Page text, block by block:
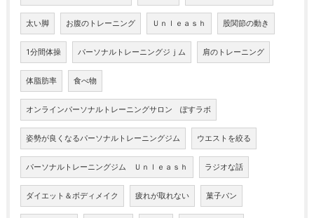
太い脚 お腹のトレーニング Ｕｎｌｅａｓｈ 股関節の動き
1分間体操 パーソナルトレーニングジｊム 肩のトレーニング
体脂肪率 食べ物
オンラインパーソナルトレーニングサロン ぽすラボ
姿勢が良くなるパーソナルトレーニングジム ウエストを絞る
パーソナルトレーニングジム Ｕｎｌｅａｓｈ ラジオな話
ダイエット＆ボディメイク 疲れが取れない 菓子パン